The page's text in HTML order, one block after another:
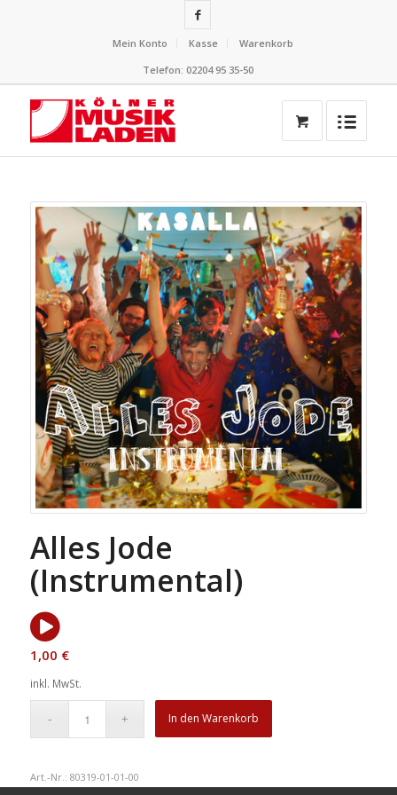
Mein Konto Kasse
Warenkorb
Telefon: 02204 95 35-50
Alles Jode
(Instrumental)
1,00 €
inkl. MwSt.
In den Warenkorb
Art.-Nr.: 80319-01-01-00